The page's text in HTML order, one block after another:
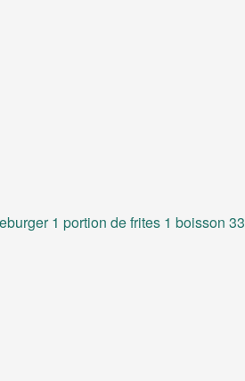
1 portion de frites 1 boisson 33